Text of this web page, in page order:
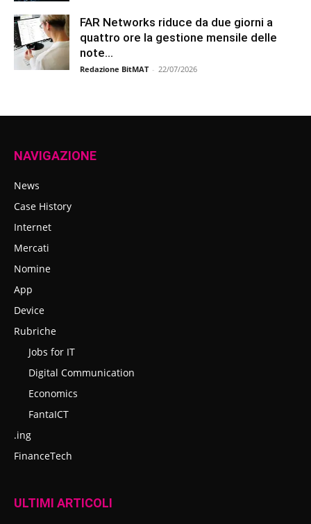
FAR Networks riduce da due giorni a
quattro ore la gestione mensile delle
note...
Redazione BitMAT - 22/07/2026
NAVIGAZIONE
News
Case History
Internet
Mercati
Nomine
App
Device
Rubriche
Jobs for IT
Digital Communication
Economics
FantaICT
.ing
FinanceTech
ULTIMI ARTICOLI